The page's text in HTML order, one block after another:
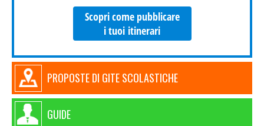
Scopri come pubblicare
i tuoi itinerari
PROPOSTE DI GITE SCOLASTICHE
GUIDE